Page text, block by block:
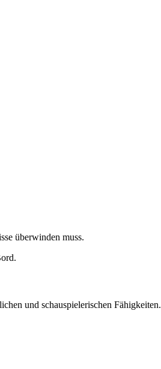
überwinden muss.
und schauspielerischen Fähigkeiten.